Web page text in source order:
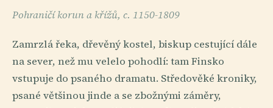
Pohraničí korun a křížů, c. 1150-1809
Zamrzlá řeka, dřevěný kostel, biskup cestující dále
na sever, než mu velelo pohodlí: tam Finsko
vstupuje do psaného dramatu. Středověké kroniky,
psané většinou jinde a se zbožnými záměry,